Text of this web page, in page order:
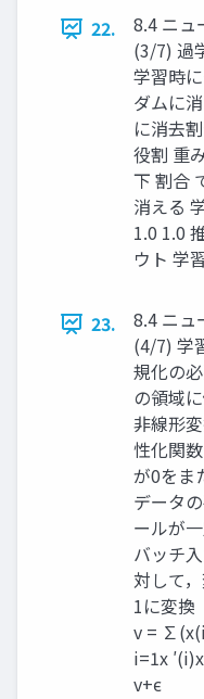
22.
8.4 ニュ
(3/7) 過
学習時
ダムに
に消去
役割 重
下 割合
消える
1.0 1.0
ウト 学
23.
8.4 ニュ
(4/7) 学
規化の
の領域
非線形
性化関
が0をま
データ
ールが
バッチ
対して
1に変
v =
i=1 ​ x
v+ϵ ​ ​